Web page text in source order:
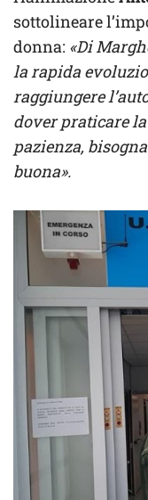
sottolineare
donna: «Di
la rapida
raggiungere
dover praticare
pazienza,
buona».